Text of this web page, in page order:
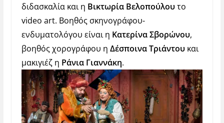
διδασκαλία και η Βικτωρία Βελοπούλουτο
video art. Βοηθός σκηνογράφου-
ενδυματολόγου είναι η Κατερίνα Σβορώνου,
βοηθός χορογράφου η Δέσποινα Τριάντουκαι
μακιγιέζ η Ράνια Γιαννάκη.